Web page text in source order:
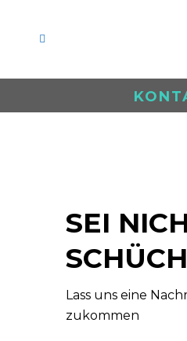
SEI
Lass uns eine
zukommen